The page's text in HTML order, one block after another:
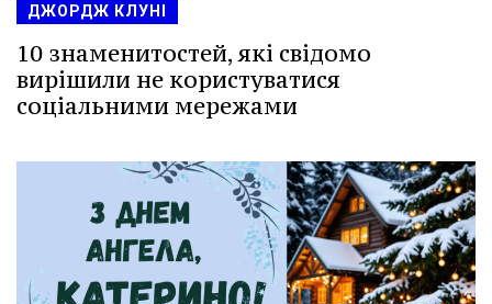
ДЖОРДЖ КЛУНІ
10 знаменитостей, які свідомо
вирішили не користуватися
соціальними мережами